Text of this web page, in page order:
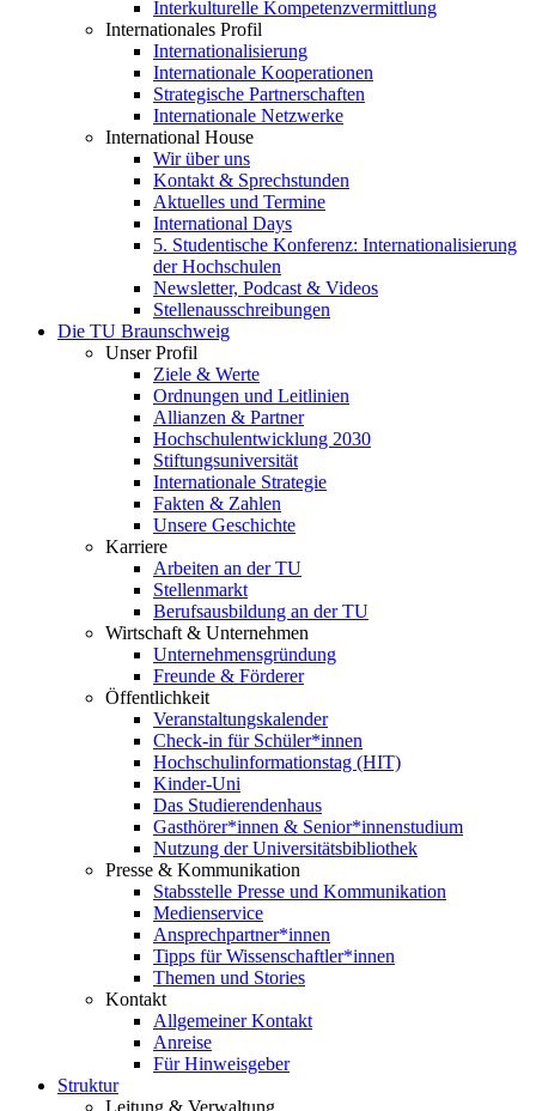
Interkulturelle Kompetenzvermittlung
Internationales Profil
Internationalisierung
Internationale Kooperationen
Strategische Partnerschaften
Internationale Netzwerke
International House
Wir über uns
Kontakt & Sprechstunden
Aktuelles und Termine
International Days
5. Studentische Konferenz: Internationalisierung
der Hochschulen
Newsletter, Podcast & Videos
Stellenausschreibungen
Die TU Braunschweig
Unser Profil
Ziele & Werte
Ordnungen und Leitlinien
Allianzen & Partner
Hochschulentwicklung 2030
Stiftungsuniversität
Internationale Strategie
Fakten & Zahlen
Unsere Geschichte
Karriere
Arbeiten an der TU
Stellenmarkt
Berufsausbildung an der TU
Wirtschaft & Unternehmen
Unternehmensgründung
Freunde & Förderer
Öffentlichkeit
Veranstaltungskalender
Check-in für Schüler*innen
Hochschulinformationstag (HIT)
Kinder-Uni
Das Studierendenhaus
Gasthörer*innen & Senior*innenstudium
Nutzung der Universitätsbibliothek
Presse & Kommunikation
Stabsstelle Presse und Kommunikation
Medienservice
Ansprechpartner*innen
Tipps für Wissenschaftler*innen
Themen und Stories
Kontakt
Allgemeiner Kontakt
Anreise
Für Hinweisgeber
Struktur
Leitung & Verwaltung